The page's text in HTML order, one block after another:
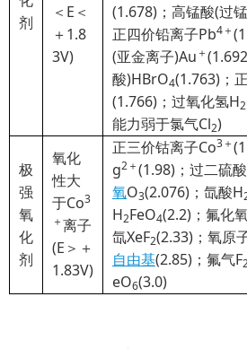
剂
＜E＜
＋1.8
3V)
(1.678)；高锰酸(过
正四价铅离子Pb4＋
(亚金离子)Au ＋
酸)HBrO4(1.763)；
(1.766)；过氧化氢H2
能力弱于氯气Cl2)
极
强
氧
化
剂
氧化
性大
于Co3
＋离子
(E＞＋
1.83V)
正三价钴离子Co3＋
g2＋(1.98)；过二硫
氧O3(2.076)；氙酸H
H2FeO4(2.2)；氟化
氙XeF2(2.33)；氧原
自由基(2.85)；氟气F
eO6(3.0)